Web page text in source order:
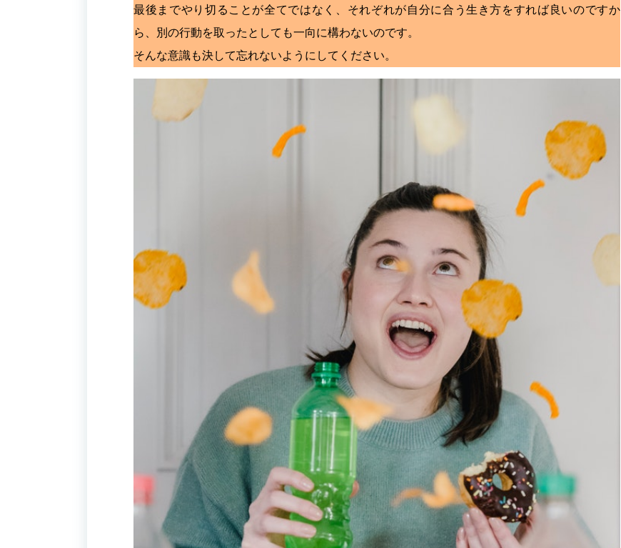
最後までやり切ることが全てではなく、それぞれが自分に合う生き方をすれば良いのですか
ら、別の行動を取ったとしても一向に構わないのです。
そんな意識も決して忘れないようにしてください。